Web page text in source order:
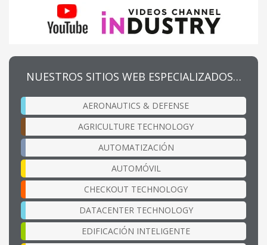
NUESTROS SITIOS WEB ESPECIALIZADOS…
AERONAUTICS & DEFENSE
AGRICULTURE TECHNOLOGY
AUTOMATIZACIÓN
AUTOMÓVIL
CHECKOUT TECHNOLOGY
DATACENTER TECHNOLOGY
EDIFICACIÓN INTELIGENTE